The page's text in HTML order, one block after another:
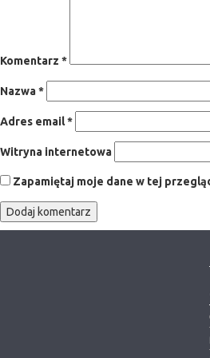
Komentarz *
Nazwa*
Adres email*
Witryna internetowa
Zapamiętaj moje dane w tej